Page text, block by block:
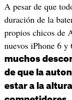
A pesar de que
duración de la
propios chicos de
nuevos iPhone 6 y
muchos
de que la
estar a la